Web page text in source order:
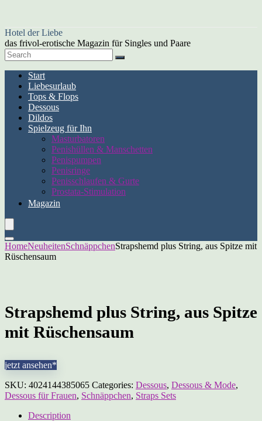
Hotel der Liebe
das frivol-erotische Magazin für Singles und Paare
Start
Liebesurlaub
Tops & Flops
Dessous
Dildos
Spielzeug für Ihn
Masturbatoren
Penishüllen & Manschetten
Penispumpen
Penisringe
Penisschlaufen & Gurte
Prostata-Stimulation
Magazin
HomeNeuheitenSchnäppchenStrapshemd plus String, aus Spitze mit
Rüschensaum
Strapshemd plus String, aus Spitze
mit Rüschensaum
jetzt ansehen*
SKU: 4024144385065 Categories: Dessous, Dessous & Mode,
Dessous für Frauen, Schnäppchen, Straps Sets
Description